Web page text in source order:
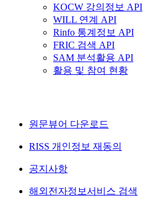
KOCW 강의정보 API
WILL 연계 API
Rinfo 통계정보 API
FRIC 검색 API
SAM 분석활용 API
활용 및 참여 현황
원문뷰어 다운로드
RISS 개인정보 재동의
공지사항
해외전자정보서비스 검색